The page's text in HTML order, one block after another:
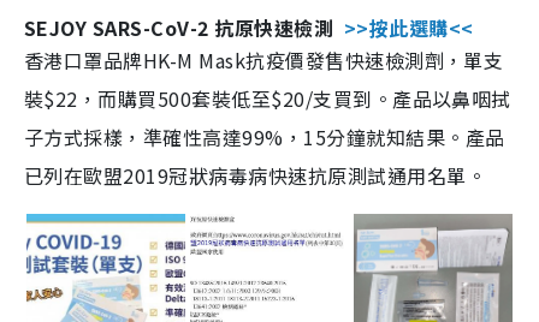
SEJOY SARS-CoV-2 抗原快速檢測 >>按此選購<<
香港口罩品牌HK-M Mask抗疫價發售快速檢測劑，單支
裝$22，而購買500套裝低至$20/支買到。產品以鼻咽拭
子方式採樣，準確性高達99%，15分鐘就知結果。產品
已列在歐盟2019冠狀病毒病快速抗原測試通用名單。